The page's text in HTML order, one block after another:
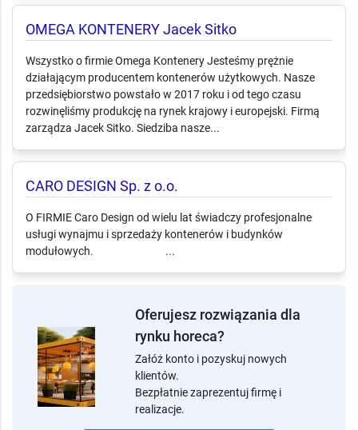
OMEGA KONTENERY Jacek Sitko
Wszystko o firmie Omega Kontenery Jesteśmy prężnie
działającym producentem kontenerów użytkowych. Nasze
przedsiębiorstwo powstało w 2017 roku i od tego czasu
rozwinęliśmy produkcję na rynek krajowy i europejski. Firmą
zarządza Jacek Sitko. Siedziba nasze...
CARO DESIGN Sp. z o.o.
O FIRMIE Caro Design od wielu lat świadczy profesjonalne
usługi wynajmu i sprzedaży kontenerów i budynków
modułowych. ...
Oferujesz rozwiązania dla
rynku horeca?
Załóż konto i pozyskuj nowych
klientów.
Bezpłatnie zaprezentuj firmę i
realizacje.